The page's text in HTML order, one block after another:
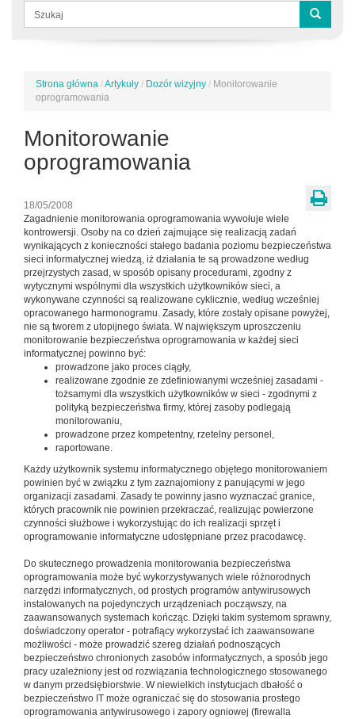
Formularz
wyszukiwania
Jesteś
tutaj
Strona główna /Artykuły / Dozór wizyjny / Monitorowanie
oprogramowania
Monitorowanie
oprogramowania
18/05/2008
Zagadnienie monitorowania oprogramowania wywołuje wiele
kontrowersji. Osoby na co dzień zajmujące się realizacją zadań
wynikających z konieczności stałego badania poziomu bezpieczeństwa
sieci informatycznej wiedzą, iż działania te są prowadzone według
przejrzystych zasad, w sposób opisany procedurami, zgodny z
wytycznymi wspólnymi dla wszystkich użytkowników sieci, a
wykonywane czynności są realizowane cyklicznie, według wcześniej
opracowanego harmonogramu. Zasady, które zostały opisane powyżej,
nie są tworem z utopijnego świata. W największym uproszczeniu
monitorowanie bezpieczeństwa oprogramowania w każdej sieci
informatycznej powinno być:
prowadzone jako proces ciągły,
realizowane zgodnie ze zdefiniowanymi wcześniej zasadami -
tożsamymi dla wszystkich użytkowników w sieci - zgodnymi z
polityką bezpieczeństwa firmy, której zasoby podlegają
monitorowaniu,
prowadzone przez kompetentny, rzetelny personel,
raportowane.
Każdy użytkownik systemu informatycznego objętego monitorowaniem
powinien być w związku z tym zaznajomiony z panującymi w jego
organizacji zasadami. Zasady te powinny jasno wyznaczać granice,
których pracownik nie powinien przekraczać, realizując powierzone
czynności służbowe i wykorzystując do ich realizacji sprzęt i
oprogramowanie informatyczne udostępniane przez pracodawcę.
Do skutecznego prowadzenia monitorowania bezpieczeństwa
oprogramowania może być wykorzystywanych wiele różnorodnych
narzędzi informatycznych, od prostych programów antywirusowych
instalowanych na pojedynczych urządzeniach począwszy, na
zaawansowanych systemach kończąc. Dzięki takim systemom sprawny,
doświadczony operator - potrafiący wykorzystać ich zaawansowane
możliwości - może prowadzić szereg działań podnoszących
bezpieczeństwo chronionych zasobów informatycznych, a sposób jego
pracy uzależniony jest od rozwiązania technologicznego stosowanego
w danym przedsiębiorstwie. W niewielkich instytucjach dbałość o
bezpieczeństwo IT może ograniczać się do stosowania prostego
oprogramowania antywirusowego i zapory ogniowej (firewalla